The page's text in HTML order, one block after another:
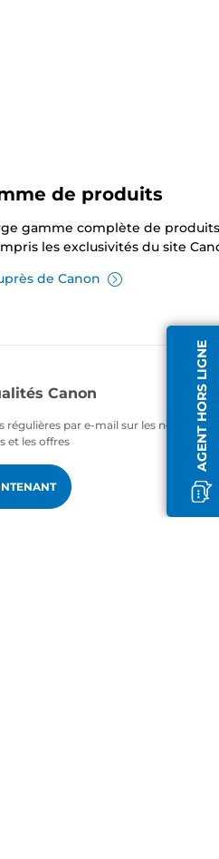
AGENT HORS LIGNE
de produits
gamme complète de
les exclusivités du site
de Canon
Canon
par e-mail sur les nouveaux
et les offres